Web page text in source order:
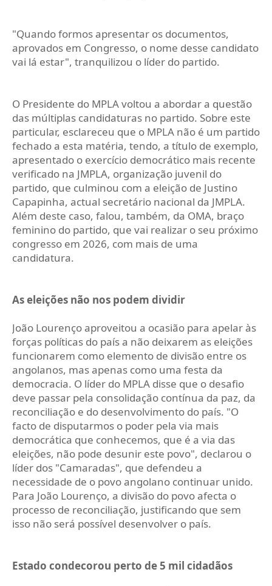
"Quando formos apresentar os documentos,
aprovados em Congresso, o nome desse candidato
vai lá estar", tranquilizou o líder do partido.
O Presidente do MPLA voltou a abordar a questão
das múltiplas candidaturas no partido. Sobre este
particular, esclareceu que o MPLA não é um partido
fechado a esta matéria, tendo, a título de exemplo,
apresentado o exercício democrático mais recente
verificado na JMPLA, organização juvenil do
partido, que culminou com a eleição de Justino
Capapinha, actual secretário nacional da JMPLA.
Além deste caso, falou, também, da OMA, braço
feminino do partido, que vai realizar o seu próximo
congresso em 2026, com mais de uma
candidatura.
As eleições não nos podem dividir
João Lourenço aproveitou a ocasião para apelar às
forças políticas do país a não deixarem as eleições
funcionarem como elemento de divisão entre os
angolanos, mas apenas como uma festa da
democracia. O líder do MPLA disse que o desafio
deve passar pela consolidação contínua da paz, da
reconciliação e do desenvolvimento do país. "O
facto de disputarmos o poder pela via mais
democrática que conhecemos, que é a via das
eleições, não pode desunir este povo", declarou o
líder dos "Camaradas", que defendeu a
necessidade de o povo angolano continuar unido.
Para João Lourenço, a divisão do povo afecta o
processo de reconciliação, justificando que sem
isso não será possível desenvolver o país.
Estado condecorou perto de 5 mil cidadãos